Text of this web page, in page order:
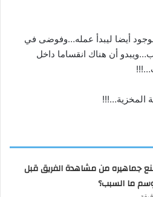
أيضا ليبدأ عمله…وفوضى في
أن هناك انقساما داخل
المخزية…!!!
جماهيره من مشاهدة الفريق قبل
ما السبب؟